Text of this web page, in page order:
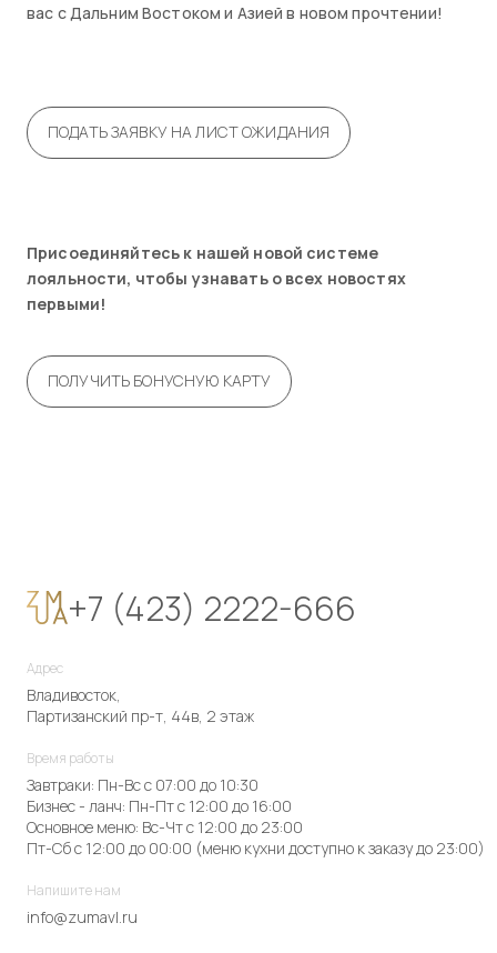
вас с Дальним Востоком и Азией в новом прочтении!
ПОДАТЬ ЗАЯВКУ НА ЛИСТ ОЖИДАНИЯ
Присоединяйтесь к нашей новой системе
лояльности, чтобы узнавать о всех новостях
первыми!
ПОЛУЧИТЬ БОНУСНУЮ КАРТУ
+7 (423) 2222-666
Адрес
Владивосток,
Партизанский пр-т, 44в, 2 этаж
Время работы
Завтраки: Пн-Вс с 07:00 до 10:30
Бизнес - ланч: Пн-Пт с 12:00 до 16:00
Основное меню: Вс-Чт с 12:00 до 23:00
Пт-Сб с 12:00 до 00:00 (меню кухни доступно к заказу до 23:00)
Напишите нам
info@zumavl.ru